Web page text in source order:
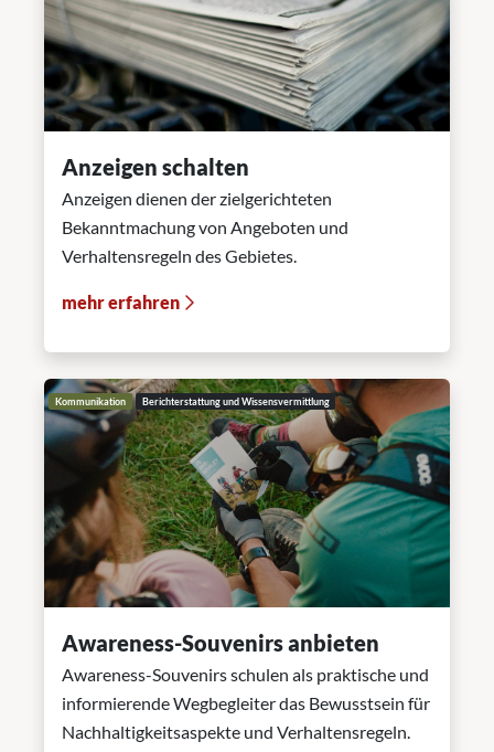
Anzeigen schalten
Anzeigen dienen der zielgerichteten
Bekanntmachung von Angeboten und
Verhaltensregeln des Gebietes.
mehr erfahren
Kommunikation Berichterstattung und Wissensvermittlung
Awareness-Souvenirs anbieten
Awareness-Souvenirs schulen als praktische und
informierende Wegbegleiter das Bewusstsein für
Nachhaltigkeitsaspekte und Verhaltensregeln.